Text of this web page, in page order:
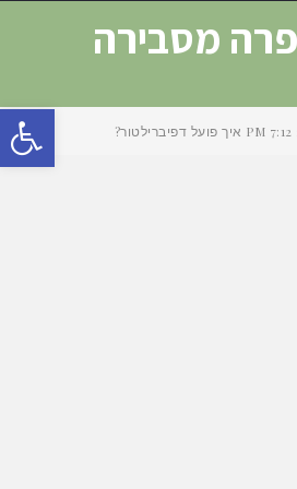
מסבירה
7:12 PM איך פועל דפיברילטור?